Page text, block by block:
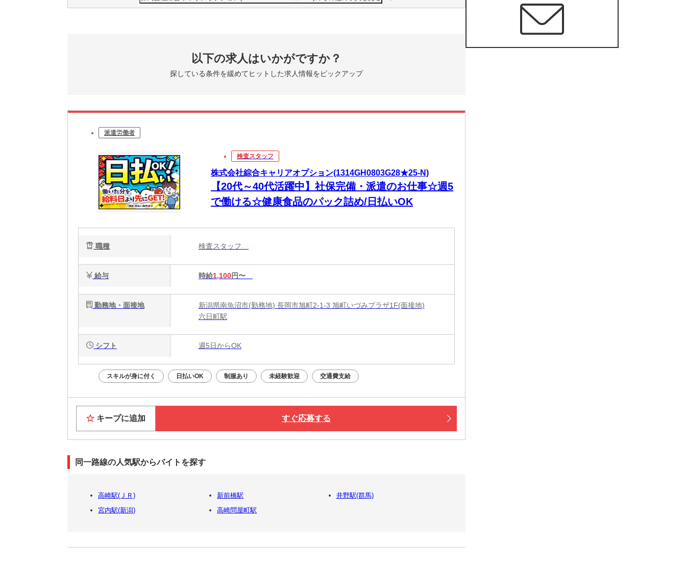
以下の求人はいかがですか？
探している条件を緩めてヒットした求人情報をピックアップ
派遣労働者
検査スタッフ
株式会社綜合キャリアオプション(1314GH0803G28★25-N)
【20代～40代活躍中】社保完備・派遣のお仕事☆週5
で働ける☆健康食品のパック詰め/日払いOK
職種 検査スタッフ
給与 時給1,100円〜
勤務地・面接地
新潟県南魚沼市(勤務地) 長岡市旭町2-1-3 旭町いづみプラザ1F(面接地)
六日町駅
シフト 週5日からOK
スキルが身に付く 日払いOK 制服あり 未経験歓迎 交通費支給
キープに追加 すぐ応募する
同一路線の人気駅からバイトを探す
高崎駅(ＪＲ) 新前橋駅
井野駅(群馬)
宮内駅(新潟)
高崎問屋町駅